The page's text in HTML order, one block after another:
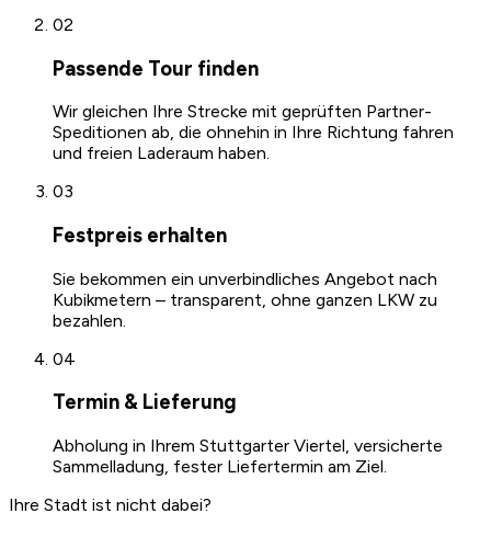
02
Passende Tour finden
Wir gleichen Ihre Strecke mit geprüften Partner-
Speditionen ab, die ohnehin in Ihre Richtung fahren
und freien Laderaum haben.
03
Festpreis erhalten
Sie bekommen ein unverbindliches Angebot nach
Kubikmetern – transparent, ohne ganzen LKW zu
bezahlen.
04
Termin & Lieferung
Abholung in Ihrem Stuttgarter Viertel, versicherte
Sammelladung, fester Liefertermin am Ziel.
Ihre Stadt ist nicht dabei?